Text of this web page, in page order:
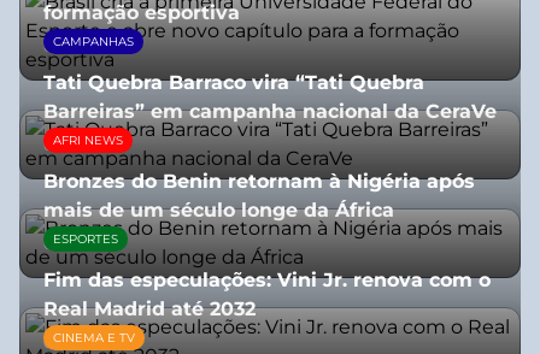
formação esportiva
08/07/2026
CAMPANHAS
Tati Quebra Barraco vira “Tati Quebra
Barreiras” em campanha nacional da CeraVe
08/07/2026
AFRI NEWS
Bronzes do Benin retornam à Nigéria após
mais de um século longe da África
08/07/2026
ESPORTES
Fim das especulações: Vini Jr. renova com o
Real Madrid até 2032
06/08/2026
CINEMA E TV